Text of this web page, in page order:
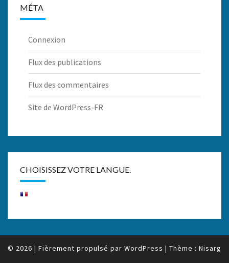
MÉTA
Connexion
Flux des publications
Flux des commentaires
Site de WordPress-FR
CHOISISSEZ VOTRE LANGUE.
© 2026 | Fièrement propulsé par WordPress | Thème : Nisarg